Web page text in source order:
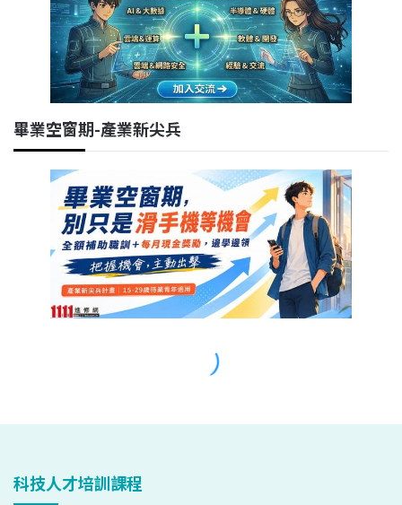
科技人才培訓課程